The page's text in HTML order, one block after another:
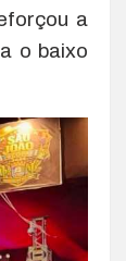
a
o baixo